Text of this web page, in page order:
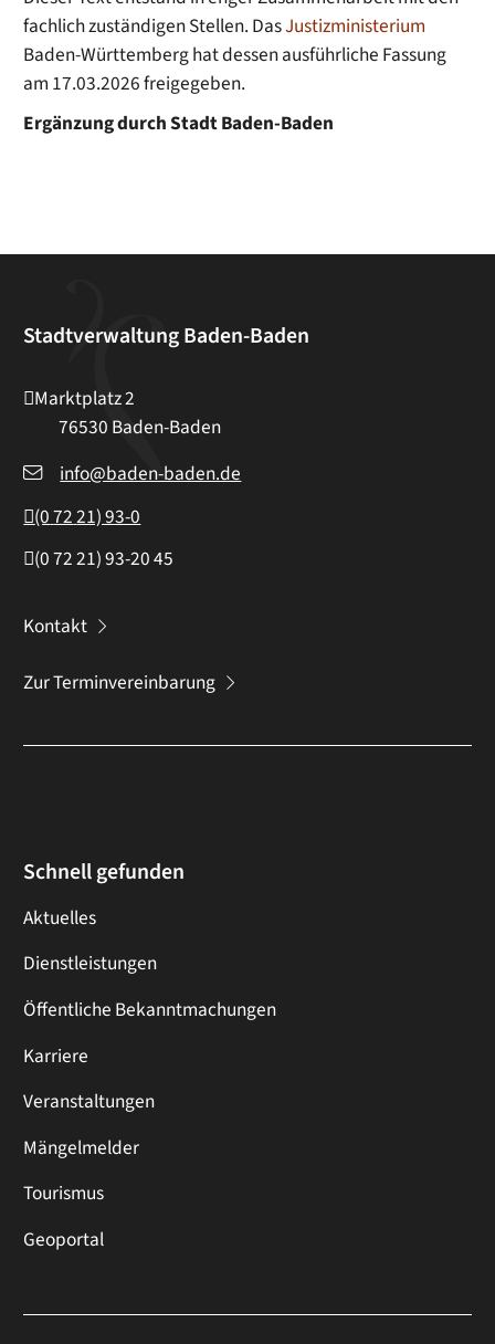
fachlich zuständigen Stellen. DasJustizministerium
Baden-Württemberg hat dessen ausführliche Fassung
am 17.03.2026 freigegeben.
Ergänzung durch Stadt Baden-Baden
Stadtverwaltung Baden-Baden
Marktplatz 2
76530 Baden-Baden
info@baden-baden.de
(07221) 93-0
(07221) 93-2045
Kontakt
Zur Terminvereinbarung
Schnell gefunden
Aktuelles
Dienstleistungen
Öffentliche Bekanntmachungen
Karriere
Veranstaltungen
Mängelmelder
Tourismus
Geoportal